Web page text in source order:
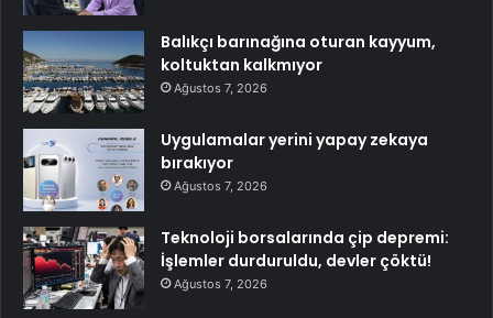
Balıkçı barınağına oturan kayyum,
koltuktan kalkmıyor
Ağustos 7, 2026
Uygulamalar yerini yapay zekaya
bırakıyor
Ağustos 7, 2026
Teknoloji borsalarında çip depremi:
İşlemler durduruldu, devler çöktü!
Ağustos 7, 2026